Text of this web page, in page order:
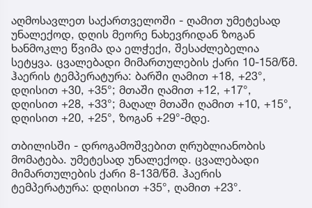
აღმოსავლეთ საქართველოში - ღამით უმეტესად
უნალექოდ, დღის მეორე ნახევრიდან ზოგან
ხანმოკლე წვიმა და ელჭექი, შესაძლებელია
სეტყვა. ცვალებადი მიმართულების ქარი 10-15მ/წმ.
ჰაერის ტემპერატურა: ბარში ღამით +18, +23°,
დღისით +30, +35°; მთაში ღამით +12, +17°,
დღისით +28, +33°; მაღალ მთაში ღამით +10, +15°,
დღისით +20, +25°, ზოგან +29°-მდე.
თბილისში - დროგამოშვებით ღრუბლიანობის
მომატება. უმეტესად უნალექოდ. ცვალებადი
მიმართულების ქარი 8-13მ/წმ. ჰაერის
ტემპერატურა: დღისით +35°, ღამით +23°.